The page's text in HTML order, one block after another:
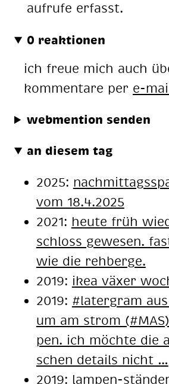
aufrufe erfasst.
0 reaktionen
ich freue mich auch
kommentare per e-
webmention senden
an diesem tag
2025:
vom 18.4.2025
2021: heu­te früh
schloss ge­we­sen.
wie die reh­ber­ge.
2019: ikea växer
2019: #la­ter­gram
um am strom
pen. ich möch­te die
schen de­tails nicht …
2019: lam­pen-